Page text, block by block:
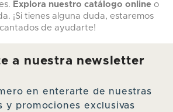
Explora nuestro catálogo online o
¡Si tienes alguna duda, estaremos
de ayudarte!
a nuestra newsletter
en enterarte de nuestras
y promociones exclusivas